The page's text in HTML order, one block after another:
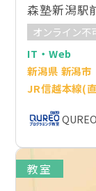
森塾新潟駅
オンライン不
IT・Web
新潟県 新潟市
JR信越本線(
教室